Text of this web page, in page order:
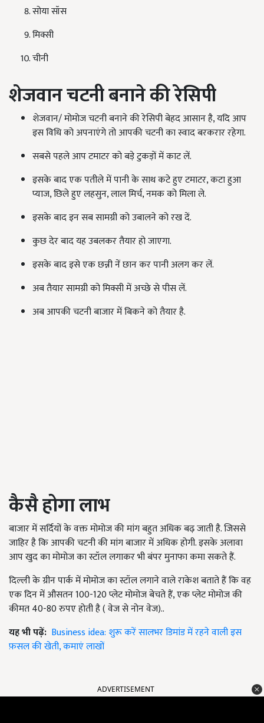
सोया सॉस
मिक्सी
चीनी
शेजवान चटनी बनाने की रेसिपी
शेजवान/ मोमोज चटनी बनाने की रेसिपी बेहद आसान है, यदि आप
इस विधि को अपनाएंगे तो आपकी चटनी का स्वाद बरकरार रहेगा.
सबसे पहले आप टमाटर को बड़े टुकड़ों में काट लें.
इसके बाद एक पतीले में पानी के साथ कटे हुए टमाटर, कटा हुआ
प्याज, छिले हुए लहसुन, लाल मिर्च, नमक को मिला ले.
इसके बाद इन सब सामग्री को उबालने को रख दें.
कुछ देर बाद यह उबलकर तैयार हो जाएगा.
इसके बाद इसे एक छन्नी नें छान कर पानी अलग कर लें.
अब तैयार सामग्री को मिक्सी में अच्छे से पीस लें.
अब आपकी चटनी बाजार में बिकने को तैयार है.
कैसै होगा लाभ
बाजार में सर्दियों के वक्त मोमोज की मांग बहुत अधिक बढ़ जाती है. जिससे
जाहिर है कि आपकी चटनी की मांग बाजार में अधिक होगी. इसके अलावा
आप खुद का मोमोज का स्टॉल लगाकर भी बंपर मुनाफा कमा सकते हैं.
दिल्ली के ग्रीन पार्क में मोमोज का स्टॉल लगाने वाले राकेश बताते हैं कि वह
एक दिन में औसतन 100-120 प्लेट मोमोज बेचते हैं, एक प्लेट मोमोज की
कीमत 40-80 रुपए होती है ( वेज से नोन वेज)..
यह भी पढ़ें: Business idea: शुरू करें सालभर डिमांड में रहने वाली इस
फ़सल की खेती, कमाएं लाखों
ADVERTISEMENT